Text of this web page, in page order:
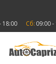
18:00 Сб: 09:00 -